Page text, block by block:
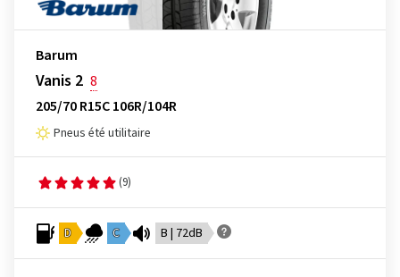
Barum
Vanis 2 8
205/70 R15C 106R/104R
Pneus été utilitaire
(9)
D C B | 72dB